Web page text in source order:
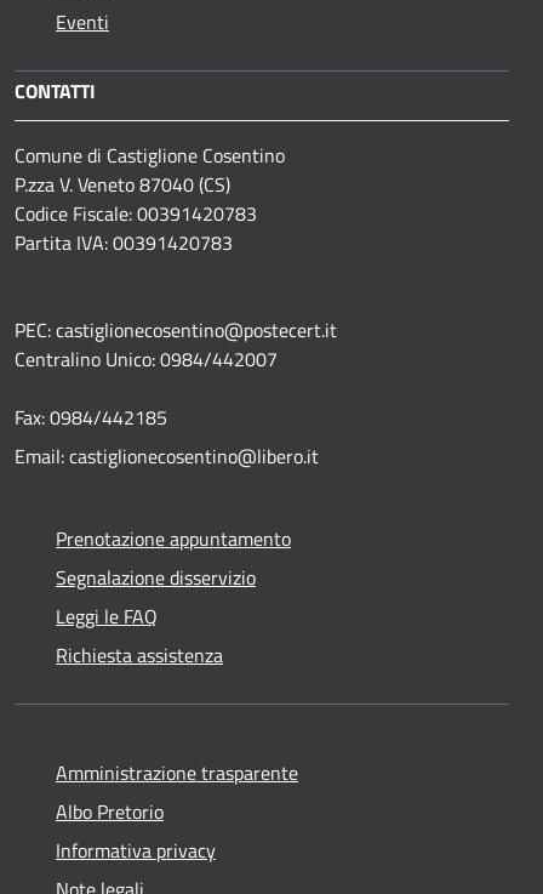
Eventi
CONTATTI
Comune di Castiglione Cosentino
P.zza V. Veneto 87040 (CS)
Codice Fiscale: 00391420783
Partita IVA: 00391420783
PEC: castiglionecosentino@postecert.it
Centralino Unico: 0984/442007
Fax: 0984/442185
Email: castiglionecosentino@libero.it
Prenotazione appuntamento
Segnalazione disservizio
Leggi le FAQ
Richiesta assistenza
Amministrazione trasparente
Albo Pretorio
Informativa privacy